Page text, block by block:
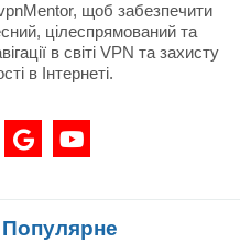
щоб забезпечити
цілеспрямований та
в світі VPN та захисту
в Інтернеті.
Популярне